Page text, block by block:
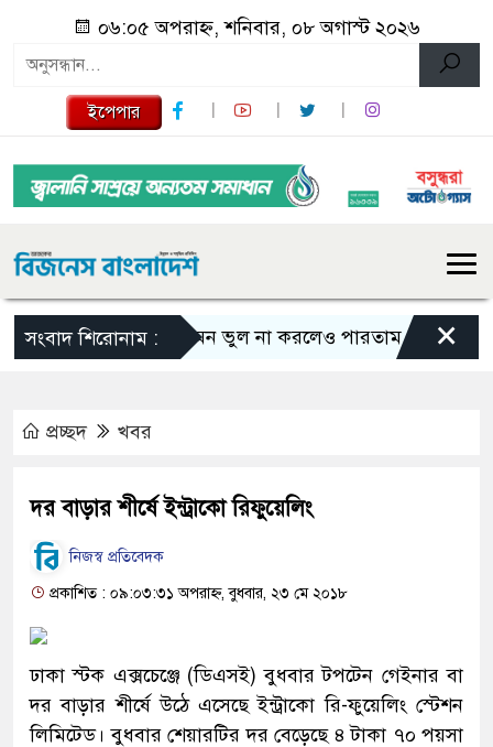
০৬:০৫ অপরাহ্ন, শনিবার, ০৮ অগাস্ট ২০২৬
ইপেপার
সংবাদ শিরোনাম :এমন ভুল না করলেও পারতাম : শাকিব খান
×
প্রচ্ছদ খবর
দর বাড়ার শীর্ষে ইন্ট্রাকো রিফুয়েলিং
নিজস্ব প্রতিবেদক
প্রকাশিত : ০৯:০৩:৩১ অপরাহ্ন, বুধবার, ২৩ মে ২০১৮
ঢাকা স্টক এক্সচেঞ্জে (ডিএসই) বুধবার টপটেন গেইনার বা
দর বাড়ার শীর্ষে উঠে এসেছে ইন্ট্রাকো রি-ফুয়েলিং স্টেশন
লিমিটেড। বুধবার শেয়ারটির দর বেড়েছে ৪ টাকা ৭০ পয়সা